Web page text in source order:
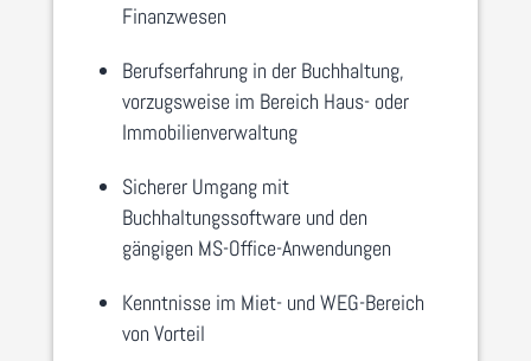
Finanzwesen
Berufserfahrung in der Buchhaltung,
vorzugsweise im Bereich Haus- oder
Immobilienverwaltung
Sicherer Umgang mit
Buchhaltungssoftware und den
gängigen MS-Office-Anwendungen
Kenntnisse im Miet- und WEG-Bereich
von Vorteil